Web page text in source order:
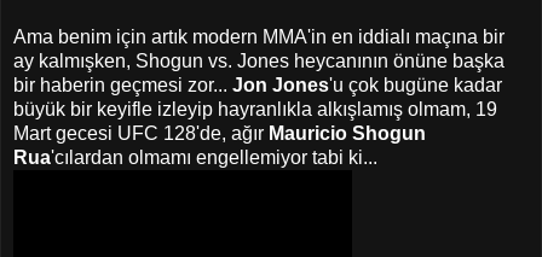
Ama benim için artık modern MMA'in en iddialı maçına bir
ay kalmışken, Shogun vs. Jones heycanının önüne başka
bir haberin geçmesi zor... Jon Jones'u çok bugüne kadar
büyük bir keyifle izleyip hayranlıkla alkışlamış olmam, 19
Mart gecesi UFC 128'de, ağır Mauricio Shogun
Rua'cılardan olmamı engellemiyor tabi ki...